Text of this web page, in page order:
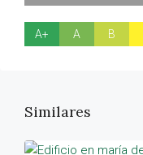
A+ A B
Similares